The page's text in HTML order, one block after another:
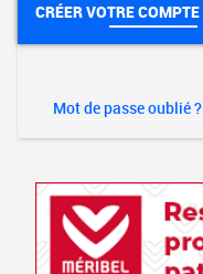
CRÉER VOTRE COMPTE
Mot de passe oublié ?